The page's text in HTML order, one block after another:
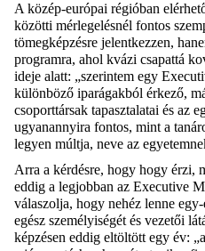
A közép-európai régióban
közötti mérlegelésnél fontos
tömegképzésre jelentkezzen,
programra, ahol kvázi csapattá
ideje alatt: „szerintem egy
különböző iparágakból érkező,
csoporttársak tapasztalatai és az
ugyanannyira fontos, mint a
legyen múltja, neve az
Arra a kérdésre, hogy hogy érzi,
eddig a legjobban az Executive
válaszolja, hogy nehéz lenne
egész személyiségét és vezetői
képzésen eddig eltöltött egy év: